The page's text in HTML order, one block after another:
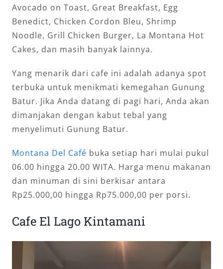
Avocado on Toast, Great Breakfast, Egg
Benedict, Chicken Cordon Bleu, Shrimp
Noodle, Grill Chicken Burger, La Montana Hot
Cakes, dan masih banyak lainnya.
Yang menarik dari cafe ini adalah adanya spot
terbuka untuk menikmati kemegahan Gunung
Batur. Jika Anda datang di pagi hari, Anda akan
dimanjakan dengan kabut tebal yang
menyelimuti Gunung Batur.
Montana Del Café buka setiap hari mulai pukul
06.00 hingga 20.00 WITA. Harga menu makanan
dan minuman di sini berkisar antara
Rp25.000,00 hingga Rp75.000,00 per porsi.
Cafe El Lago Kintamani